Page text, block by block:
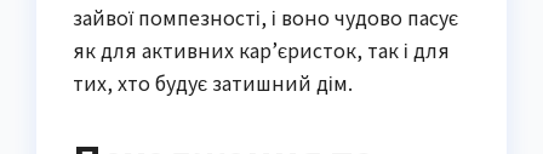
зайвої помпезності, і воно чудово пасує
як для активних кар’єристок, так і для
тих, хто будує затишний дім.